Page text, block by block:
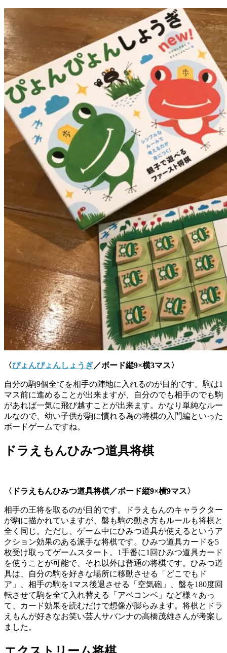
〈ぴょんぴょんしょうぎ／ボード縦9×横3マス〉
自分の駒9個全てを相手の陣地に入れるのが目的です。駒は1
マス前に進めることが出来ますが、自分のでも相手のでも駒
があれば一気に飛び越すことが出来ます。かなり単純なルー
ルなので、幼い子供が駒に慣れる為の将棋の入門編といった
ボードゲームですね。
ドラえもんひみつ道具将棋
〈ドラえもんひみつ道具将棋／ボード縦9×横9マス〉
相手の王将を取るのが目的です。ドラえもんのキャラクター
が駒に描かれていますが、盤も駒の動き方もルールも将棋と
全く同じ。ただし、ゲーム中にひみつ道具が使えるというア
クション効果のある派手な将棋です。ひみつ道具カードを5
枚受け取ってゲームスタート。1手番に1回ひみつ道具カード
を使うことが可能で、それ以外は普通の将棋です。ひみつ道
具は、自分の駒を好きな場所に移動させる「どこでもド
ア」、相手の駒を1マス後退させる「空気砲」、盤を180度回
転させて駒を全て入れ替える「アベコンベ」など様々あっ
て、カード効果を読むだけで想像が膨らみます。将棋とドラ
えもんが好きなお笑い芸人サバンナの高橋茂雄さんが考案し
ました。